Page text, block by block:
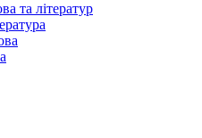
та літератур